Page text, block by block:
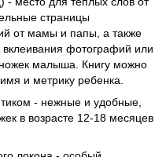
страницы
от мамы и папы, а также
вклеивания фотографий или
ножек малыша. Книгу можно
и метрику ребенка.
- нежные и удобные,
в возрасте 12-18 месяцев